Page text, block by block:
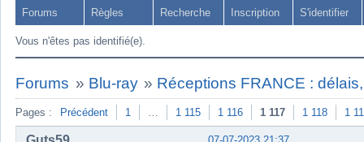
Forums Règles Recherche Inscription S'identifier
Vous n'êtes pas identifié(e).
Forums » Blu-ray » Réceptions FRANCE :
Pages : Précédent 1 … 1 115 1 116 1 117 1 118 1